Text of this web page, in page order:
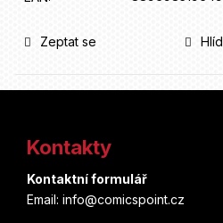
Zeptat se
Kontakty
Kontaktní formulář
Email: info@comicspoint.cz